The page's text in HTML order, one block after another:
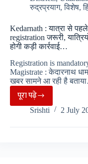
रुद्रप्रयाग,विशेष,
Kedarnath : यात्रा से
registration जरूरी,
होगी कड़ी कार्रवाई…
Registration is
Magistrate : केदारनाथ
खबर सामने आ रही है
पूरा पढ़ेKedarnath
:
यात्रा
Srishti 2 July